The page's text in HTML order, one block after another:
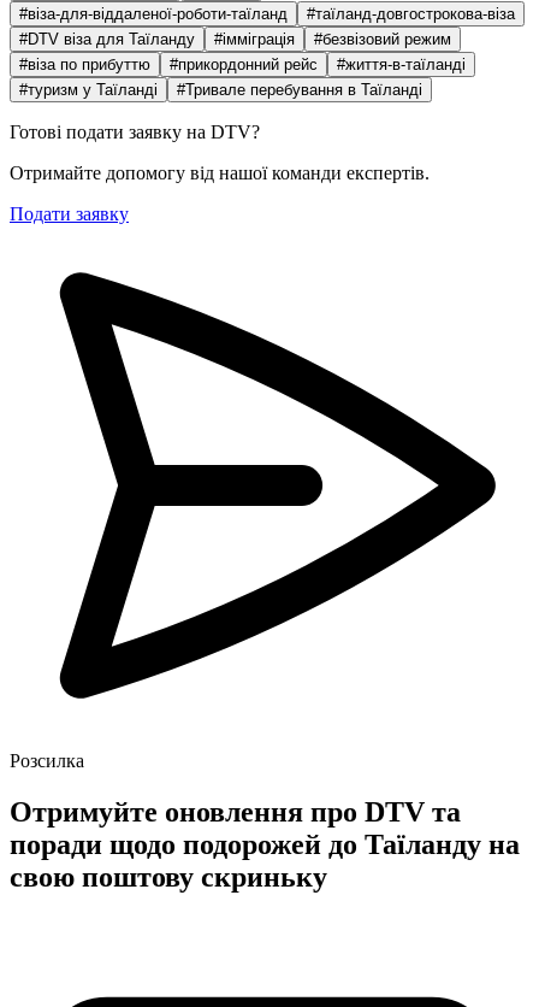
#віза-для-віддаленої-роботи-таїланд
#таїланд-довгострокова-віза
#DTV віза для Таїланду
#імміграція
#безвізовий режим
#віза по прибуттю
#прикордонний рейс
#життя-в-таїланді
#туризм у Таїланді
#Тривале перебування в Таїланді
Готові подати заявку на DTV?
Отримайте допомогу від нашої команди експертів.
Подати заявку
Розсилка
Отримуйте оновлення про DTV та
поради щодо подорожей до Таїланду на
свою поштову скриньку